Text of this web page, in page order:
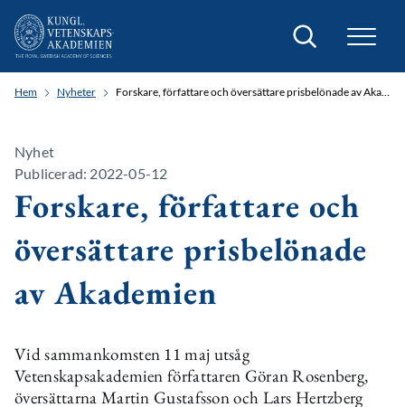
Sök
Hem Nyheter Forskare, författare och översättare prisbelönade av Akademien
Nyhet
Publicerad: 2022-05-12
Forskare, författare och
översättare prisbelönade
av Akademien
Vid sammankomsten 11 maj utsåg
Vetenskapsakademien författaren Göran Rosenberg,
översättarna Martin Gustafsson och Lars Hertzberg